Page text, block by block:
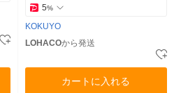
5%
KOKUYO
LOHACOから発送
カートに入れる